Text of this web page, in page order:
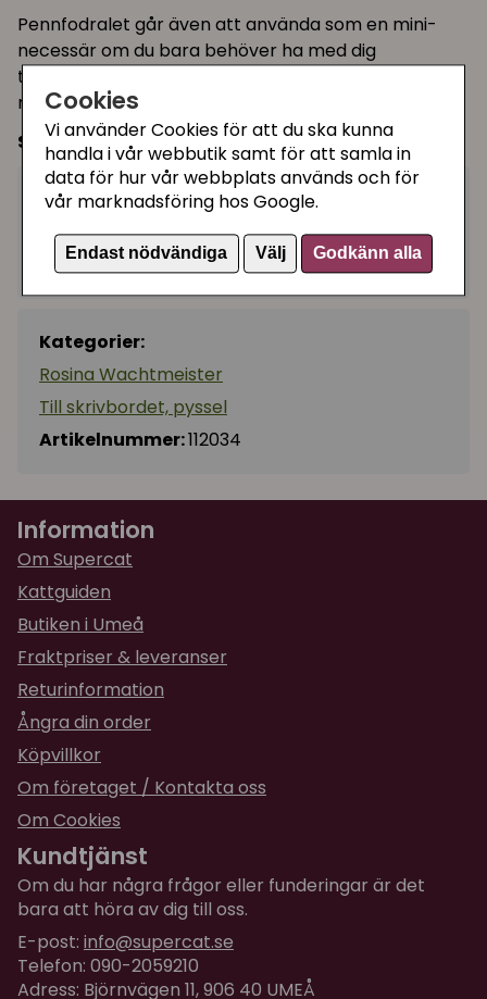
Cookies
Vi använder Cookies för att du ska kunna
handla i vår webbutik samt för att samla in
data för hur vår webbplats används och för
vår marknadsföring hos Google.
Endast nödvändiga Välj Godkänn alla
Pennfodralet går även att använda som en mini-
necessär om du bara behöver ha med dig
tandborste och tandkräm t ex. Eller om du behöver
något att förvara ditt headset i.
Storlek:19 x 1,5 x 9 cm
129 kr − +
I lager, leveranstid 1-3 vardagar
Kategorier:
Rosina Wachtmeister
Till skrivbordet, pyssel
Artikelnummer:112034
Information
Om Supercat
Kattguiden
Butiken i Umeå
Fraktpriser & leveranser
Returinformation
Ångra din order
Köpvillkor
Om företaget / Kontakta oss
Om Cookies
Kundtjänst
Om du har några frågor eller funderingar är det
bara att höra av dig till oss.
E-post: info@supercat.se
Telefon: 090-2059210
Adress: Björnvägen 11, 906 40 UMEÅ